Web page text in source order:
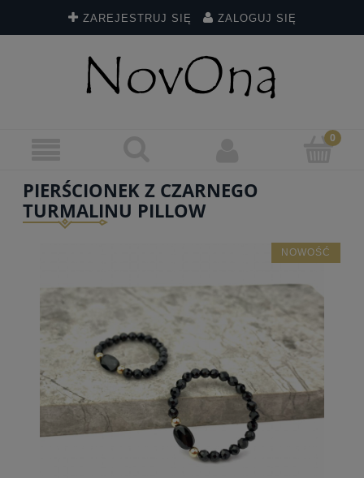
ZAREJESTRUJ SIĘ ZALOGUJ SIĘ
PIERŚCIONEK Z CZARNEGO
TURMALINU PILLOW
NOWOŚĆ